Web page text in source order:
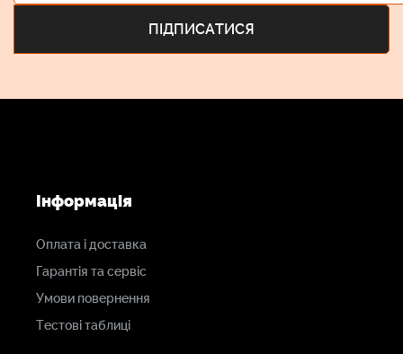
Інформація
Оплата і доставка
Гарантія та сервіс
Умови повернення
Тестові таблиці